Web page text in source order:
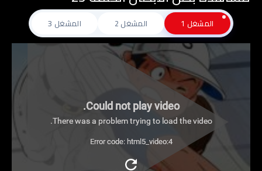
الكبرى, فهل سينجح في مسعاه؟
المشغل 1 المشغل 2 المشغل 3
Could not play video.
There was a problem trying to load the video.
Error code: html5_video:4